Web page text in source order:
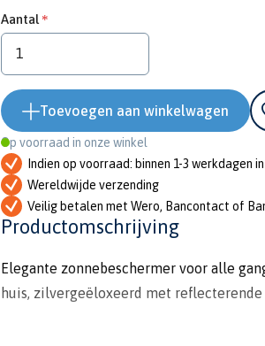
Aantal
Toevoegen aan winkelwagen
Op voorraad in onze winkel
Indien op voorraad: binnen 1-3 werkdagen in
Wereldwijde verzending
Veilig betalen met Wero, Bancontact of
Productomschrijving
Elegante zonnebeschermer voor alle
huis, zilvergeëloxeerd met reflecterende